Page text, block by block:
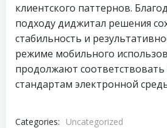
клиентского паттернов.
подходу диджитал решения
стабильность и
режиме мобильного
продолжают
стандартам электронной
Categories:
Uncategorized